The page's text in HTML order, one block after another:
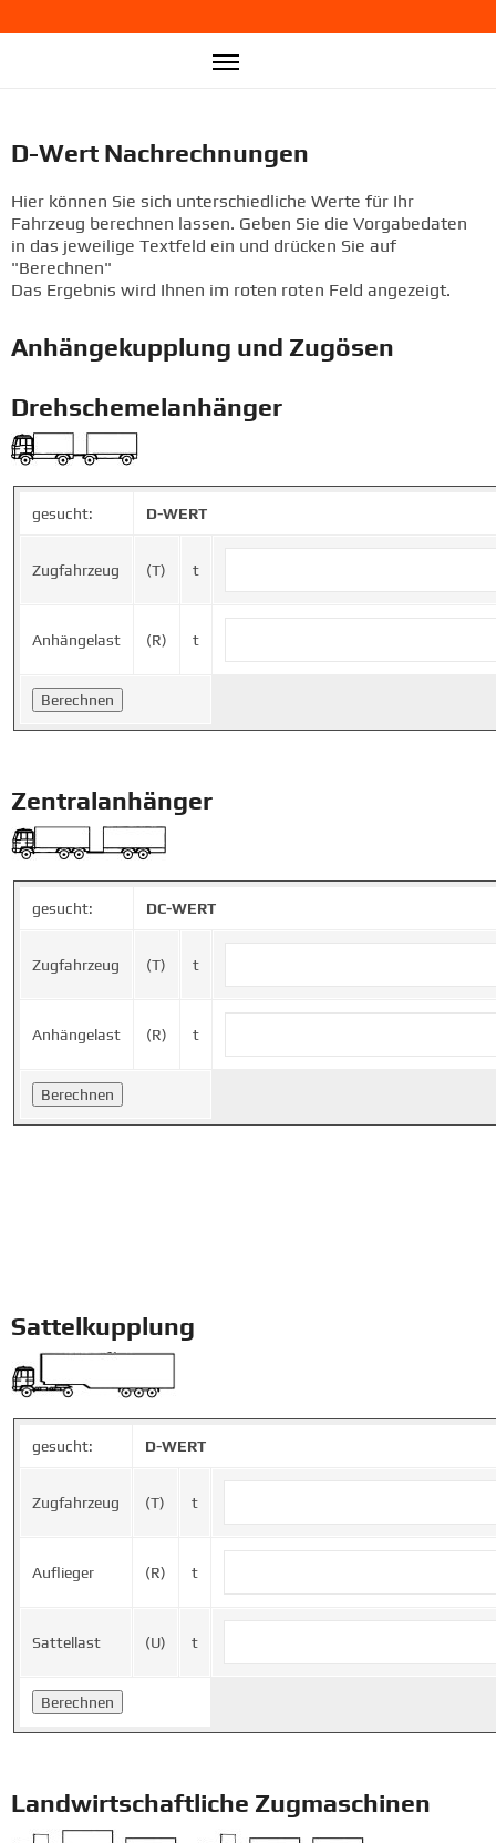
D-Wert Nachrechnungen
Hier können Sie sich unterschiedliche Werte für Ihr
Fahrzeug berechnen lassen. Geben Sie die Vorgabedaten
in das jeweilige Textfeld ein und drücken Sie auf
"Berechnen"
Das Ergebnis wird Ihnen im roten roten Feld angezeigt.
Anhängekupplung und Zugösen
Drehschemelanhänger
gesucht: D-WERT
Zugfahrzeug (T) t
Anhängelast (R) t
Zentralanhänger
gesucht: DC-WERT
Zugfahrzeug (T) t
Anhängelast (R) t
Sattelkupplung
gesucht: D-WERT
Zugfahrzeug (T) t
Auflieger (R) t
Sattellast (U) t
Landwirtschaftliche Zugmaschinen